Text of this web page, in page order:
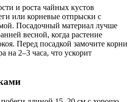
и роста чайных кустов
или корневые отпрыски с
Посадочный материал лучше
весной, когда растение
Перед посадкой замочите корни
на 2–3 часа, что ускорит